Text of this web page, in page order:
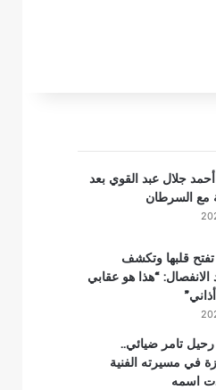
أحمد جلال عبد القوي بعد
مع السرطان
قلبها وتكشف
الانفصال: “هذا هو عقابي
تامر ضيائي..
في مسيرته الفنية
اسمه